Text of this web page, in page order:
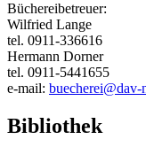
Büchereibetreuer:
Wilfried Lange
tel. 0911-336616
Hermann Dorner
tel. 0911-5441655
e-mail: buecherei@dav-
Bibliothek